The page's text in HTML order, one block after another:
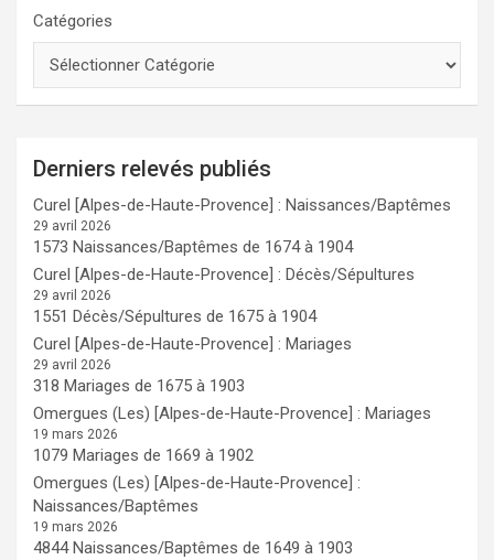
Catégories
Derniers relevés publiés
Curel [Alpes-de-Haute-Provence] : Naissances/Baptêmes
29 avril 2026
1573 Naissances/Baptêmes de 1674 à 1904
Curel [Alpes-de-Haute-Provence] : Décès/Sépultures
29 avril 2026
1551 Décès/Sépultures de 1675 à 1904
Curel [Alpes-de-Haute-Provence] : Mariages
29 avril 2026
318 Mariages de 1675 à 1903
Omergues (Les) [Alpes-de-Haute-Provence] : Mariages
19 mars 2026
1079 Mariages de 1669 à 1902
Omergues (Les) [Alpes-de-Haute-Provence] :
Naissances/Baptêmes
19 mars 2026
4844 Naissances/Baptêmes de 1649 à 1903